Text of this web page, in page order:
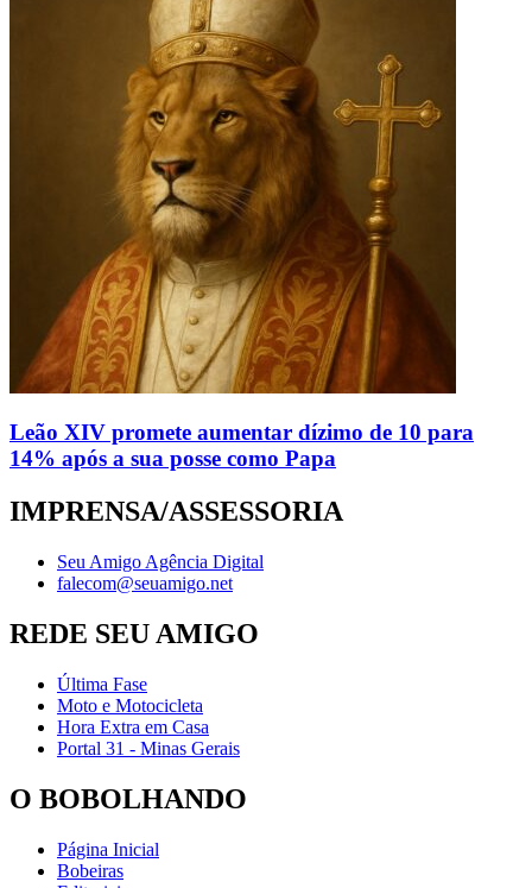
Leão XIV promete aumentar dízimo de 10 para
14% após a sua posse como Papa
IMPRENSA/ASSESSORIA
Seu Amigo Agência Digital
falecom@seuamigo.net
REDE SEU AMIGO
Última Fase
Moto e Motocicleta
Hora Extra em Casa
Portal 31 - Minas Gerais
O BOBOLHANDO
Página Inicial
Bobeiras